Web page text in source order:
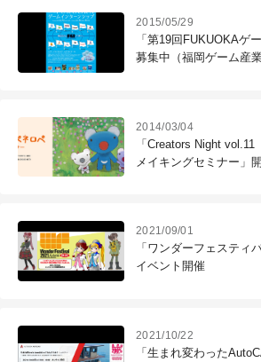
2015/05/29
「第19回FUKUOKAゲ
募集中（福岡ゲーム産
2014/03/04
「Creators Night vol.11
メイキングセミナー」
2021/09/01
「ワンダーフェスティ
イベント開催
2021/10/22
「生まれ変わった